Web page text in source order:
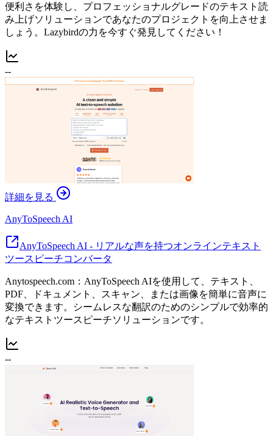
便利さを体験し、プロフェッショナルグレードのテキスト読
み上げソリューションであなたのプロジェクトを向上させま
しょう。Lazybirdの力を今すぐ発見してください！
--
詳細を見る
AnyToSpeech AI
AnyToSpeech AI - リアルな声を持つオンラインテキスト
ツースピーチコンバータ
Anytospeech.com：AnyToSpeech AIを使用して、テキスト、
PDF、ドキュメント、スキャン、または画像を簡単に音声に
変換できます。シームレスな翻訳のためのシンプルで効率的
なテキストツースピーチソリューションです。
--